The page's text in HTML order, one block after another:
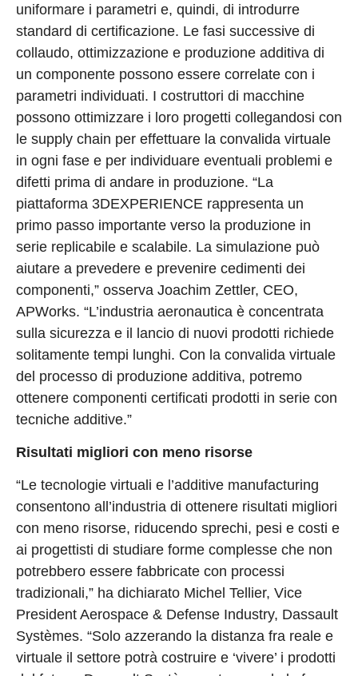
uniformare i parametri e, quindi, di introdurre
standard di certificazione. Le fasi successive di
collaudo, ottimizzazione e produzione additiva di
un componente possono essere correlate con i
parametri individuati. I costruttori di macchine
possono ottimizzare i loro progetti collegandosi con
le supply chain per effettuare la convalida virtuale
in ogni fase e per individuare eventuali problemi e
difetti prima di andare in produzione. “La
piattaforma 3DEXPERIENCE rappresenta un
primo passo importante verso la produzione in
serie replicabile e scalabile. La simulazione può
aiutare a prevedere e prevenire cedimenti dei
componenti,” osserva Joachim Zettler, CEO,
APWorks. “L’industria aeronautica è concentrata
sulla sicurezza e il lancio di nuovi prodotti richiede
solitamente tempi lunghi. Con la convalida virtuale
del processo di produzione additiva, potremo
ottenere componenti certificati prodotti in serie con
tecniche additive.”
Risultati migliori con meno risorse
“Le tecnologie virtuali e l’additive manufacturing
consentono all’industria di ottenere risultati migliori
con meno risorse, riducendo sprechi, pesi e costi e
ai progettisti di studiare forme complesse che non
potrebbero essere fabbricate con processi
tradizionali,” ha dichiarato Michel Tellier, Vice
President Aerospace & Defense Industry, Dassault
Systèmes. “Solo azzerando la distanza fra reale e
virtuale il settore potrà costruire e ‘vivere’ i prodotti